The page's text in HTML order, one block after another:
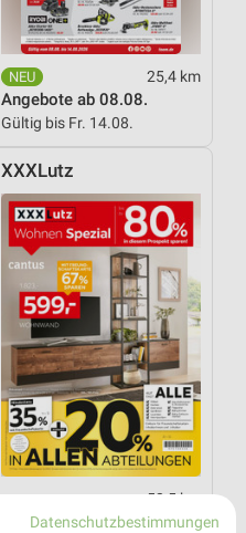
25,4 km
Angebote ab 08.08.
Gültig bis Fr. 14.08.
XXXLutz
52,5 km
Wohnen Spezial
Datenschutzbestimmungen